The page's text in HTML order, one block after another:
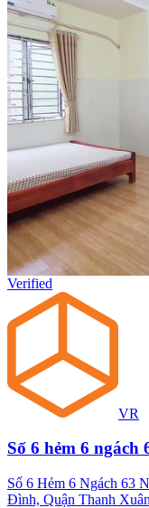
Verified
VR
Số 6 hẻm 6
Số 6 Hẻm 6 Ngách 63
Đình, Quận Thanh